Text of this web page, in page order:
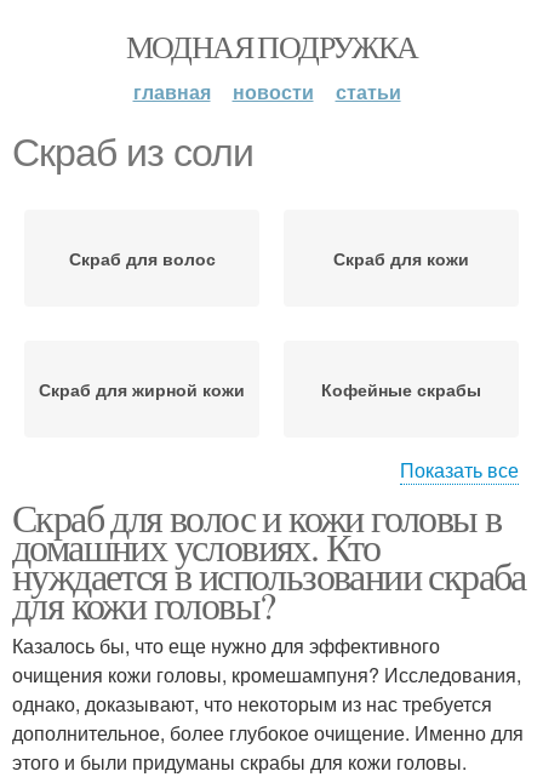
МОДНАЯ ПОДРУЖКА
главная новости статьи
Скраб из соли
Скраб для волос Скраб для кожи
Скраб для жирной кожи Кофейные скрабы
Скрабы для волос
Показать все
Скраб для волос и кожи головы в
домашних условиях. Кто
нуждается в использовании скраба
для кожи головы?
Казалось бы, что еще нужно для эффективного
очищения кожи головы, кромешампуня? Исследования,
однако, доказывают, что некоторым из нас требуется
дополнительное, более глубокое очищение. Именно для
этого и были придуманы скрабы для кожи головы.